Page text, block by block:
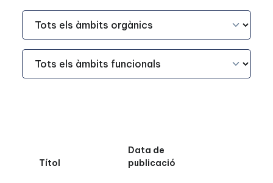
Àmbit Funcional
Àmbit Funcional
Títol
Data de
publicació